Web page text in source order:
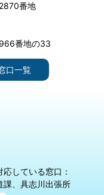
番地
番地の33
口一覧
している窓口：
課、具志川出張所